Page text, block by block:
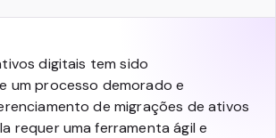
digitais tem sido
um processo demorado e
de migrações de ativos
requer uma ferramenta ágil e